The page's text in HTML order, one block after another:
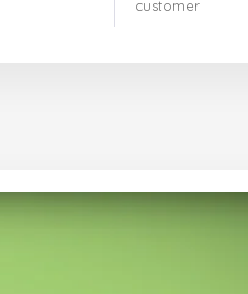
customer